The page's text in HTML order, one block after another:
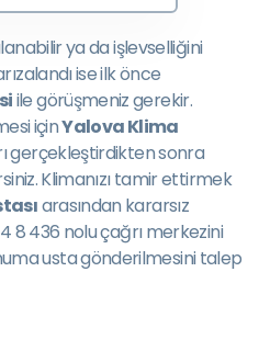
ya da işlevselliğini
ise ilk önce
ile görüşmeniz gerekir.
içinYalova Klima
gerçekleştirdikten sonra
Klimanızı tamir ettirmek
arasından kararsız
8 436 nolu çağrı merkezini
usta gönderilmesini talep